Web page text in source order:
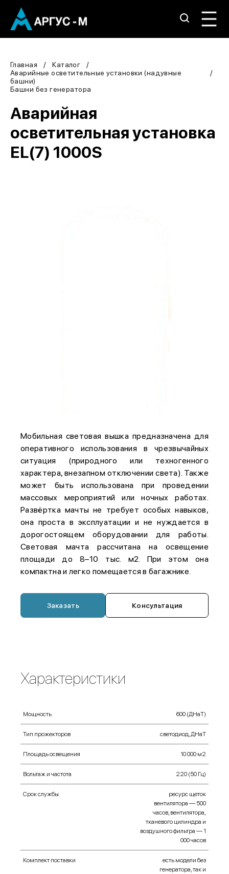
Главная
Каталог
Аварийные осветительные установки (надувные
башни)
Башни без генератора
Аварийная
осветительная установка
EL(7) 1000S
Мобильная световая вышка предназначена для
оперативного использования в чрезвычайных
ситуация (природного или техногенного
характера, внезапном отключении света). Также
может быть использована при проведении
массовых мероприятий или ночных работах.
Развёртка мачты не требует особых навыков,
она проста в эксплуатации и не нуждается в
дорогостоящем оборудовании для работы.
Световая мачта рассчитана на освещение
площади до 8–10 тыс. м2. При этом она
компактна и легко помещается в багажнике.
Заказать Консультация
Характеристики
Мощность 600 (ДНаТ)
Тип прожекторов cветодиод, ДНаТ
Площадь освещения 10 000 м2
Вольтаж и частота 220 (50 Гц)
Срок службы
ресурс щеток
вентилятора — 500
часов, вентилятора,
тканевого цилиндра и
воздушного фильтра — 1
000 часов
Комплект поставки
есть модели без
генератора, так и